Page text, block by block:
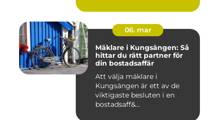
06. mar
Mäklare i Kungsängen: Så
hittar du rätt partner för
din bostadsaffär
Att välja mäklare i
Kungsängen är ett av de
viktigaste besluten i en
bostadsaff&...